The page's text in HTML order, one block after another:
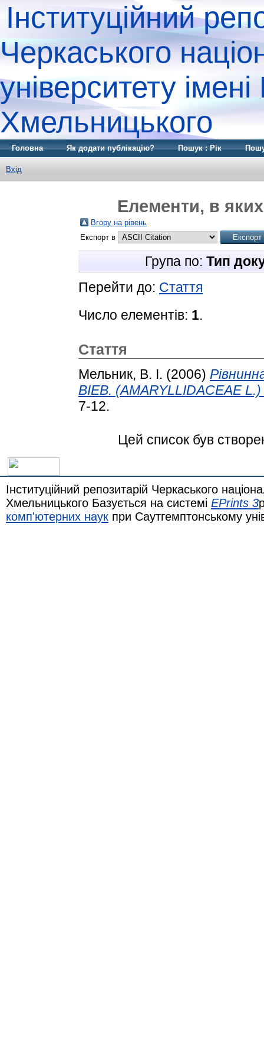
Інституційний
Черкаського
університету
Хмельницького
Головна Як додати публікацію? Пошук : Рік
Вхід
Елементи, в
Вгору на рівень
Експорт в
Група по: Тип
Перейти до: Стаття
Число елементів: 1.
Стаття
Мельник, В. І. (2006)
BIEB. (AMARYLLIDACEAE L.)
7-12.
Цей список був
Інституційний репозитарій Черкаського
Хмельницького Базується на системі EPrints 3
комп'ютерних наук при Саутгемптонському